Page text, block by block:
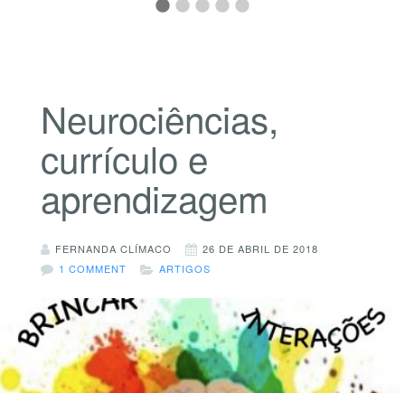
Neurociências,
currículo e
aprendizagem
FERNANDA CLÍMACO
26 DE ABRIL DE 2018
1 COMMENT
ARTIGOS